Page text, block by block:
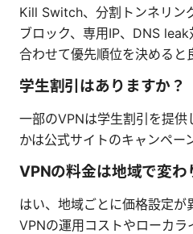
Kill Switch、分割トンネリン
ブロック、専用IP、DNS
合わせて優先順位を決めると
学生割引はありますか？
一部のVPNは学生割引を提供
かは公式サイトのキャンペー
VPNの料金は地域で変わ
はい、地域ごとに価格設定が
VPNの運用コストやローカラ